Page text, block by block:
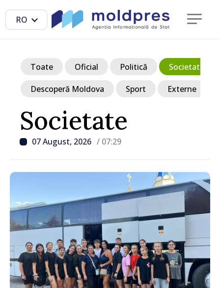
RO
Societate
07 August, 2026 / 07:29
Toate Oficial Politică Societate
Descoperă Moldova Sport Externe